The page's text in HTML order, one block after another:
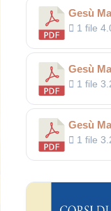
Gesù
1 file
Gesù
1 file
Gesù
1 file